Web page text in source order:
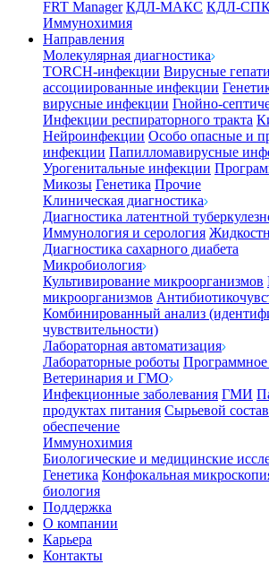
FRT Manager КДЛ-МАКС КДЛ-
Иммунохимия
Направления
Молекулярная диагностика
TORCH-инфекции Вирусные
ассоциированные инфекции
вирусные инфекции Гнойно-
Инфекции респираторного тракта
Нейроинфекции Особо опасные и
инфекции Папилломавирусные
Урогенитальные инфекции
Микозы Генетика Прочие
Клиническая диагностика
Диагностика латентной
Иммунология и серология
Диагностика сахарного диабета
Микробиология
Культивирование микроорганизмов
микроорганизмов
Комбинированный анализ
чувствительности)
Лабораторная автоматизация
Лабораторные роботы Программное
Ветеринария и ГМО
Инфекционные заболевания ГМИ
продуктах питания Сырьевой состав
обеспечение
Иммунохимия
Биологические и медицинские
Генетика Конфокальная
биология
Поддержка
О компании
Карьера
Контакты